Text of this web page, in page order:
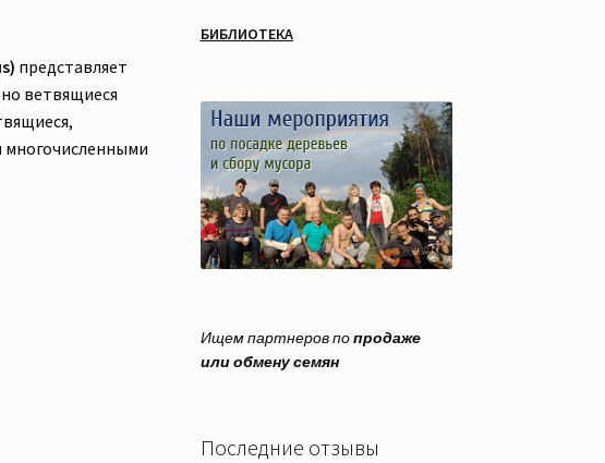
представляет
ветвящиеся
БИБЛИОТЕКА
Ищем партнеров попродаже
или обмену семян
Последние отзывы